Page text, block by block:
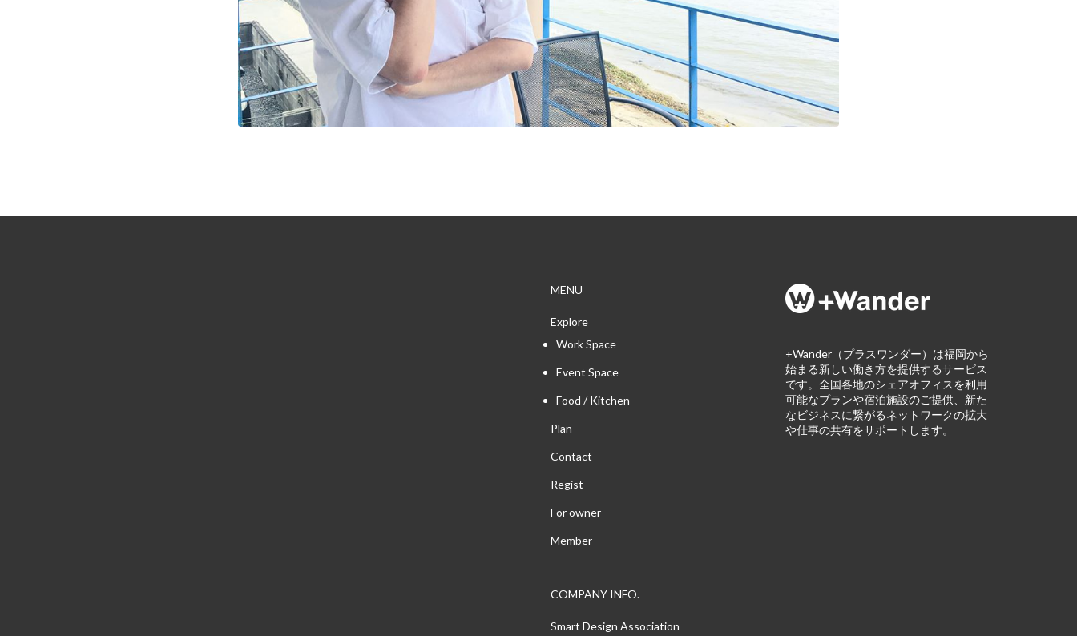
MENU
Explore
Work Space
Event Space
Food / Kitchen
Plan
Contact
Regist
For owner
Member
COMPANY INFO.
Smart Design Association
+Wander（プラスワンダー）は福岡から
始まる新しい働き方を提供するサービス
です。全国各地のシェアオフィスを利用
可能なプランや宿泊施設のご提供、新た
なビジネスに繋がるネットワークの拡大
や仕事の共有をサポートします。